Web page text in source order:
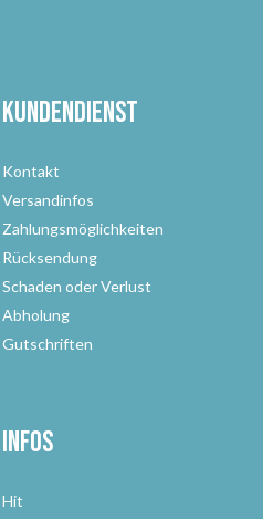
Kundendienst
Kontakt
Versandinfos
Zahlungsmöglichkeiten
Rücksendung
Schaden oder Verlust
Abholung
Gutschriften
Infos
Hit